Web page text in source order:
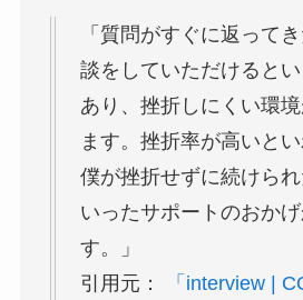
「質問がすぐに返って
談をしていただけると
あり、挫折しにくい環
ます。挫折率が高いと
僕が挫折せずに続けら
いったサポートのおか
す。」
引用元：
「interview |